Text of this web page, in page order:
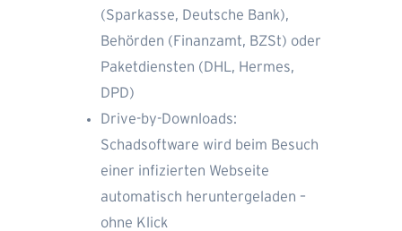
(Sparkasse, Deutsche Bank),
Behörden (Finanzamt, BZSt) oder
Paketdiensten (DHL, Hermes,
DPD)
Drive-by-Downloads:
Schadsoftware wird beim Besuch
einer infizierten Webseite
automatisch heruntergeladen –
ohne Klick